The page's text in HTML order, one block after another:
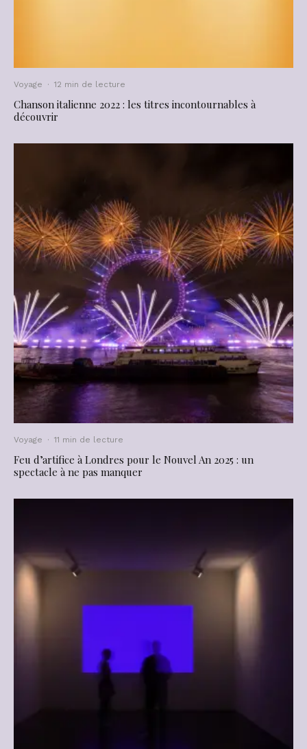
Voyage · 12 min de lecture
Chanson italienne 2022 : les titres incontournables à
découvrir
Voyage · 11 min de lecture
Feu d’artifice à Londres pour le Nouvel An 2025 : un
spectacle à ne pas manquer